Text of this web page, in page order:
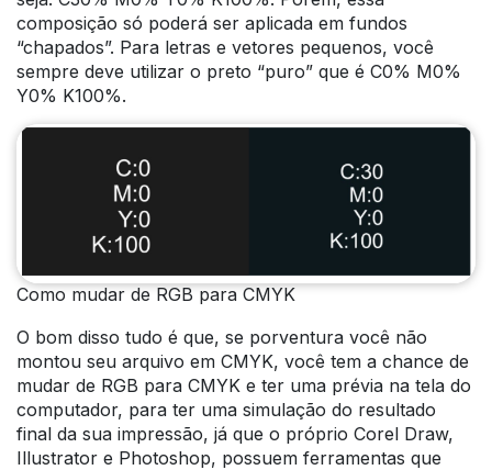
composição só poderá ser aplicada em fundos
“chapados”. Para letras e vetores pequenos, você
sempre deve utilizar o preto “puro” que é C0% M0%
Y0% K100%.
Como mudar de RGB para CMYK
O bom disso tudo é que, se porventura você não
montou seu arquivo em CMYK, você tem a chance de
mudar de RGB para CMYK e ter uma prévia na tela do
computador, para ter uma simulação do resultado
final da sua impressão, já que o próprio Corel Draw,
Illustrator e Photoshop, possuem ferramentas que